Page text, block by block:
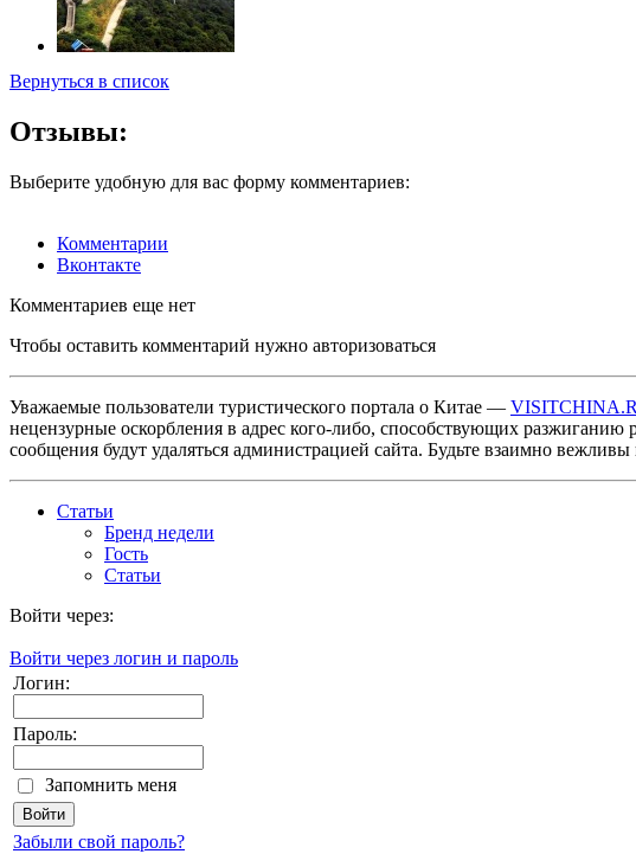
Вернуться в список
Отзывы:
Выберите удобную для вас форму комментариев:
Комментарии
Вконтакте
Комментариев еще нет
Чтобы оставить комментарий нужно авторизоваться
Уважаемые пользователи туристического портала о Китае —
нецензурные оскорбления в адрес кого-либо, способствующих
сообщения будут удаляться администрацией сайта. Будьте взаимно
Статьи
Бренд недели
Гость
Статьи
Войти через:
Войти через логин и пароль
Логин:
Пароль:
Запомнить меня
Забыли свой пароль?